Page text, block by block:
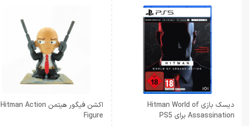
دیسک بازی Hitman World of
Assassination برای PS5
اکشن فیگور هیتمن Hitman Action
Figure